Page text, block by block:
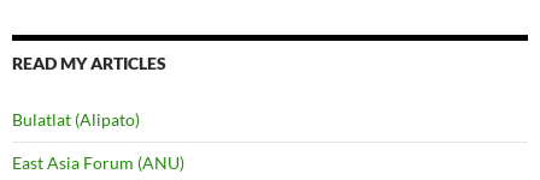
READ MY ARTICLES
Bulatlat (Alipato)
East Asia Forum (ANU)